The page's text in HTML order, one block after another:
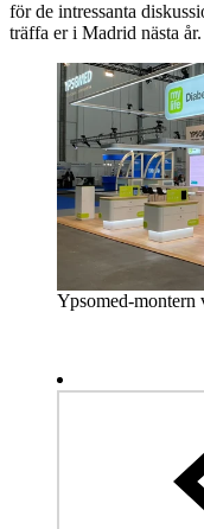
för de intressanta
träffa er i Madrid nästa år.
Ypsomed-